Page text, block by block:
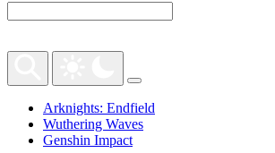
Arknights: Endfield
Wuthering Waves
Genshin Impact